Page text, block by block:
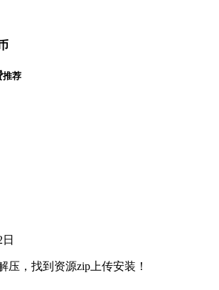
推荐
压，找到资源zip上传安装！